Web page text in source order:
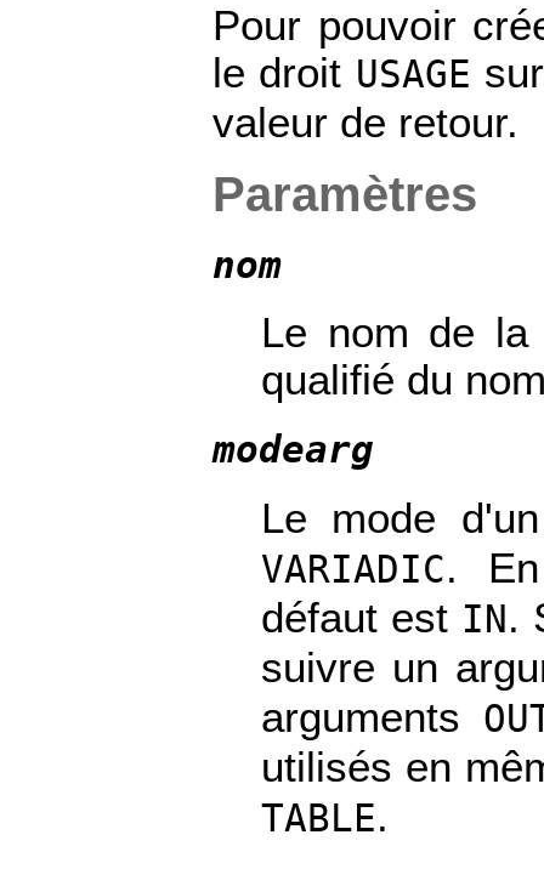
Pour pouvoir
le droit USAGE
valeur de retour.
Paramètres
nom
Le nom de la
qualifié du
modearg
Le mode
VARIADIC.
défaut est IN.
suivre un
arguments
utilisés en
TABLE.